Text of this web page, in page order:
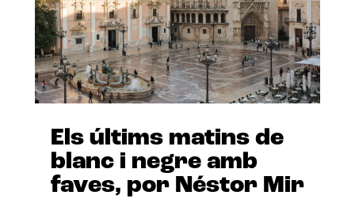
Els últims matins de
blanc i negre amb
faves, por Néstor Mir